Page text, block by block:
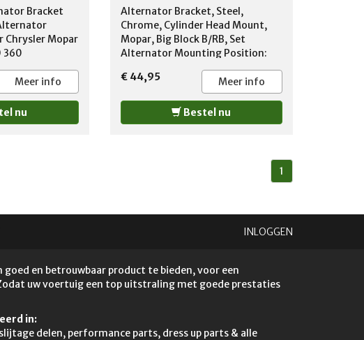
Bracket
Chrysler Mopar
360
Meer info
nu
Alternator Bracket, Steel,
Chrome, Cylinder Head Mount,
Mopar, Big Block B/RB, Set
Alternator Mounting Position:
€ 44,95 Meer info
Bestel nu
1
INLOGGEN
goed en betrouwbaar product te bieden, voor een
uw voertuig een top uitstraling met goede prestaties
in:
delen, performance parts, dress up parts & alle